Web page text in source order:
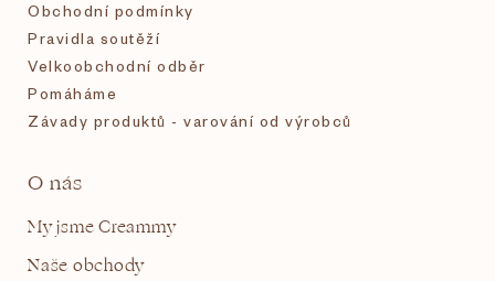
Obchodní podmínky
Pravidla soutěží
Velkoobchodní odběr
Pomáháme
Závady produktů - varování od výrobců
O nás
My jsme Creammy
Naše obchody